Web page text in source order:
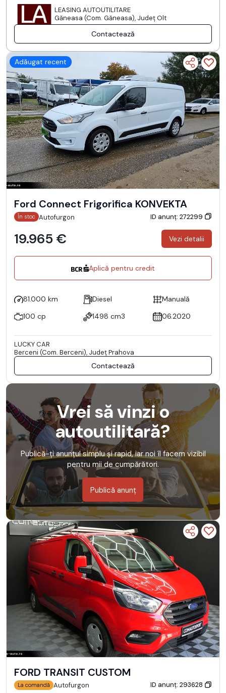
LEASING AUTOUTILITARE
Găneasa (Com. Găneasa), Județ Olt
Contactează
Adăugat recent
Ford Connect Frigorifica KONVEKTA
În stoc Autofurgon ID anunț: 272299
19.965 € Vezi detalii
Aplică pentru credit
81.000 km Diesel
Manuală
100 cp
1498 cm3 06.2020
LUCKY CAR
Berceni (Com. Berceni), Județ Prahova
Contactează
Vrei să vinzi o
autoutilitară?
Publică-ți anunțul simplu și rapid, iar noi îl facem vizibil
pentru mii de cumpărători.
Publică anunț
FORD TRANSIT CUSTOM
La comandă Autofurgon ID anunț: 293628